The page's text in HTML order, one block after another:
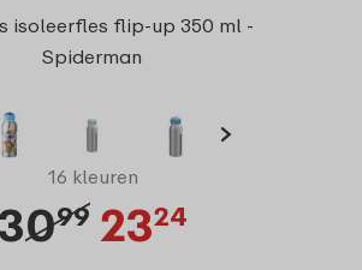
isoleerfles flip-up 350 ml -
Spiderman
16 kleuren
3099 2324